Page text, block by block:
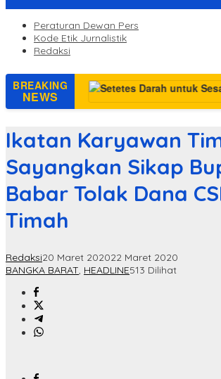
Peraturan Dewan Pers
Kode Etik Jurnalistik
Redaksi
BREAKING
NEWS
Ikatan Karyawan
Sayangkan Sikap
Babar Tolak Dana
Timah
Redaksi20 Maret 202022 Maret 2020
BANGKA BARAT, HEADLINE513 Dilihat